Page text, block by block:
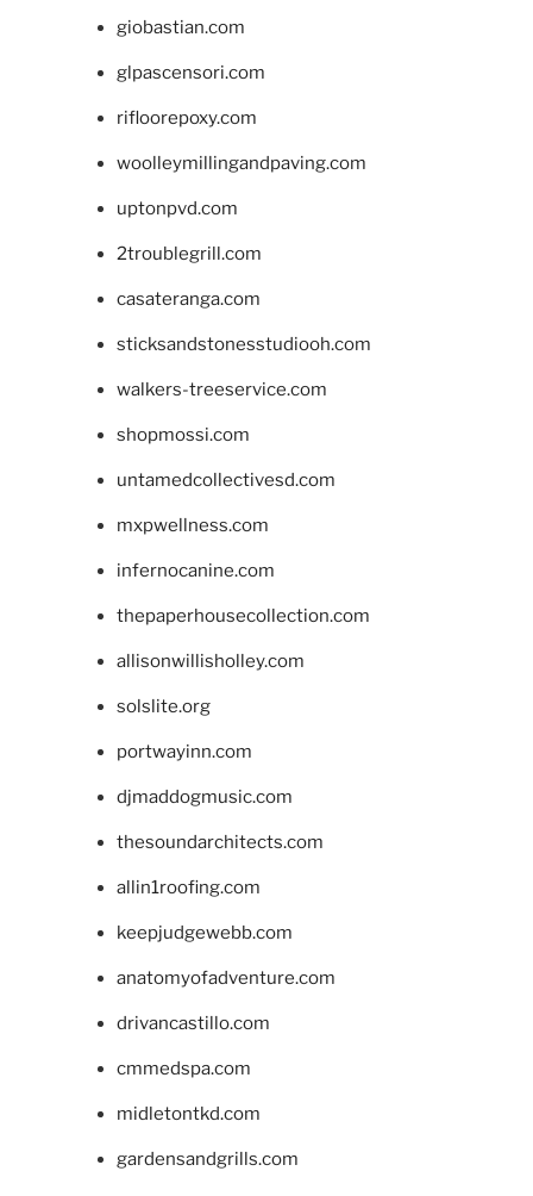
giobastian.com
glpascensori.com
rifloorepoxy.com
woolleymillingandpaving.com
uptonpvd.com
2troublegrill.com
casateranga.com
sticksandstonesstudiooh.com
walkers-treeservice.com
shopmossi.com
untamedcollectivesd.com
mxpwellness.com
infernocanine.com
thepaperhousecollection.com
allisonwillisholley.com
solslite.org
portwayinn.com
djmaddogmusic.com
thesoundarchitects.com
allin1roofing.com
keepjudgewebb.com
anatomyofadventure.com
drivancastillo.com
cmmedspa.com
midletontkd.com
gardensandgrills.com